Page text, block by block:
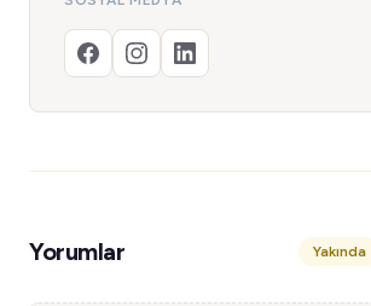
Yorumlar Yakında